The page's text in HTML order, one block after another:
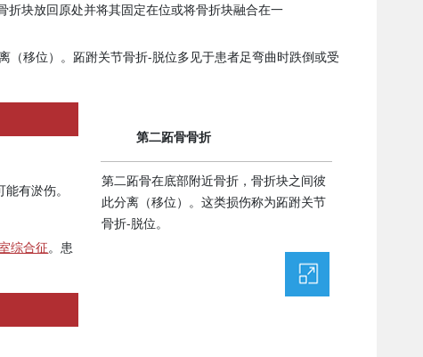
块放回原处并将其固定在位或将骨折块融合在一
移位）。跖跗关节骨折-脱位多见于患者足弯曲时跌倒或受
第二跖骨骨折
第二跖骨在底部附近骨折，骨折块之间彼
此分离（移位）。这类损伤称为跖跗关节
骨折-脱位。
有淤伤。
综合征。患